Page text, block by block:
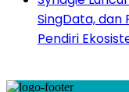
SingData, dan
Pendiri